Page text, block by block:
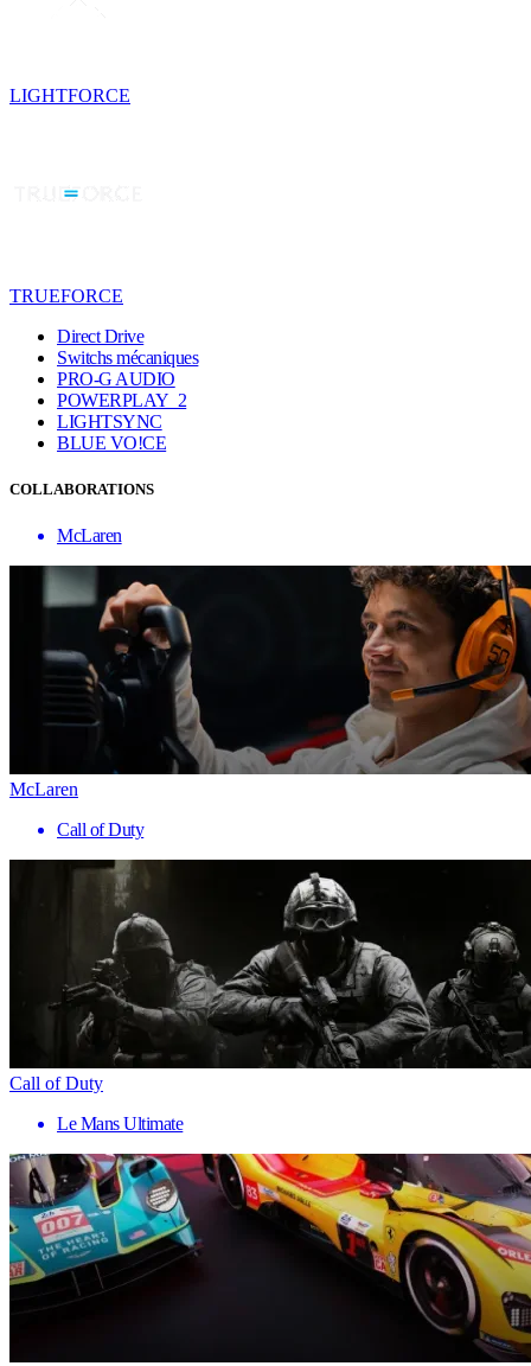
LIGHTFORCE
TRUEFORCE
Direct Drive
Switchs mécaniques
PRO-G AUDIO
POWERPLAY 2
LIGHTSYNC
BLUE VO!CE
COLLABORATIONS
McLaren
McLaren
Call of Duty
Call of Duty
Le Mans Ultimate